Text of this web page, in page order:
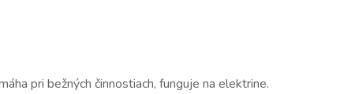
pri bežných činnostiach, funguje na elektrine.